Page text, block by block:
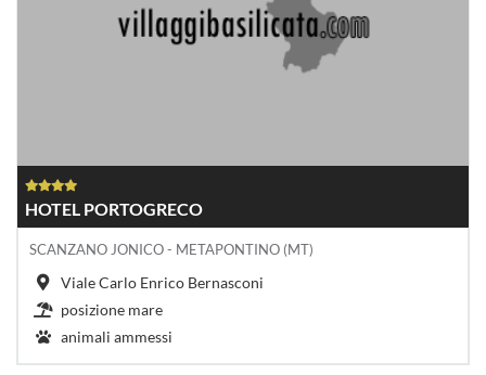
HOTEL PORTOGRECO
SCANZANO JONICO - METAPONTINO (MT)
Viale Carlo Enrico Bernasconi
posizione mare
animali ammessi